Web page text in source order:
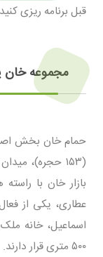
قبل برنامه ریزی
مجموعه خان
حمام خان بخش
(۱۵۳ حجره)،
بازار خان با
عطاری، یکی از
اسماعیل، خانه
۵۰۰ متری قرار دارند.